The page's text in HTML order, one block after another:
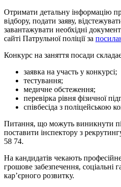
Отримати детальну інформацію
відбору, подати заяву,
завантажувати необхідні
сайті Патрульної поліції за
Конкурс на заняття посади
заявка на участь у конкурсі;
тестування;
медичне обстеження;
перевірка рівня фізичної
співбесіда з поліцейською
Питання, що можуть виникнути
поставити інспектору з
58 74.
На кандидатів чекають
грошове забезпечення, соціальні
кар’єрного розвитку.